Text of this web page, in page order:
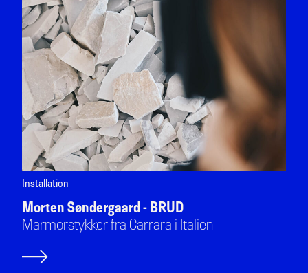
Installation
Morten Søndergaard - BRUD
Marmorstykker fra Carrara i Italien